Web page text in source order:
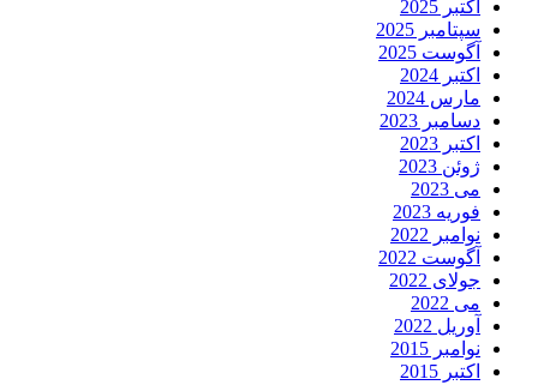
اکتبر 2025
سپتامبر 2025
آگوست 2025
اکتبر 2024
مارس 2024
دسامبر 2023
اکتبر 2023
ژوئن 2023
می 2023
فوریه 2023
نوامبر 2022
آگوست 2022
جولای 2022
می 2022
آوریل 2022
نوامبر 2015
اکتبر 2015